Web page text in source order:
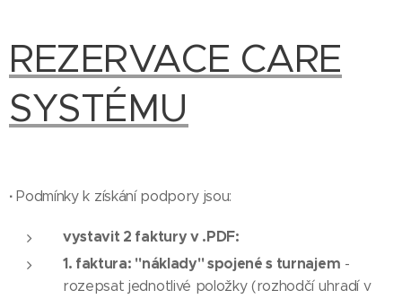
REZERVACE CARE
SYSTÉMU
·Podmínky k získání podpory jsou:
vystavit 2 faktury v .PDF:
1. faktura: "náklady" spojené s turnajem -
rozepsat jednotlivé položky (rozhodčí uhradí v